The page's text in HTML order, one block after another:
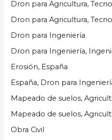
Dron para Agricultura,
Dron para Agricultura,
Dron para Ingeniería
Dron para Ingeniería,
Erosión, España
España, Dron para
Mapeado de suelos,
Mapeado de suelos,
Obra Civil